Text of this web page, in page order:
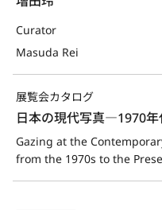
Curator
Masuda Rei
展覧会カタログ
日本の現代写真―1970
Gazing at the
from the 1970s to the